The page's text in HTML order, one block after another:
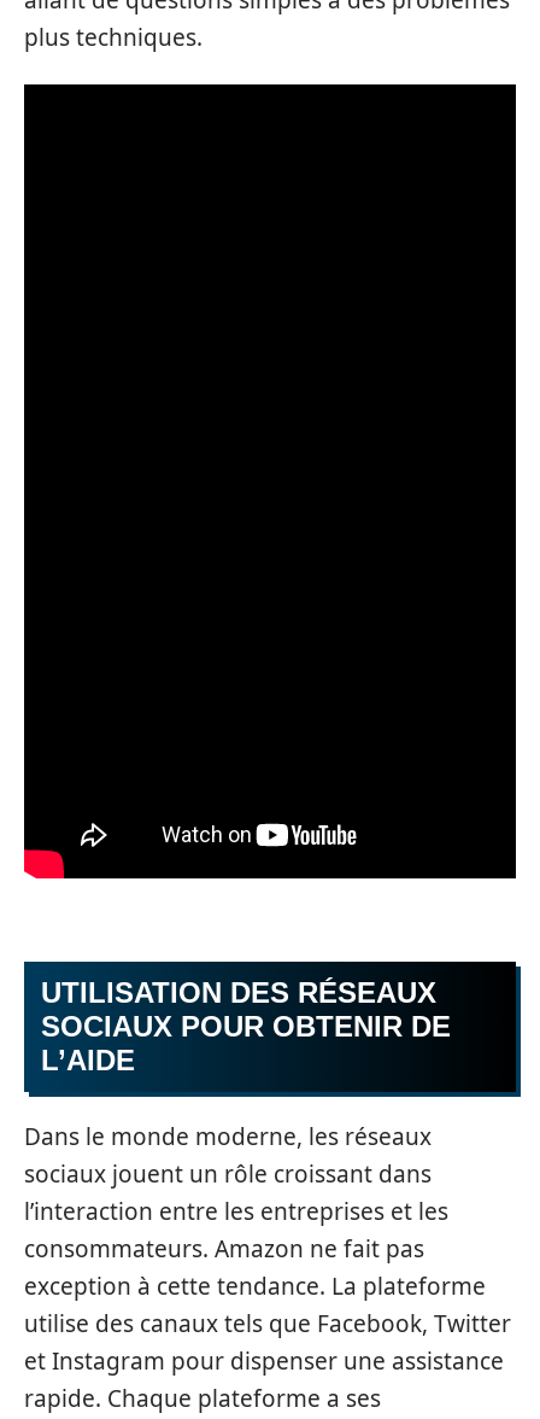
plus techniques.
UTILISATION DES RÉSEAUX
SOCIAUX POUR OBTENIR DE
L’AIDE
Dans le monde moderne, les réseaux
sociaux jouent un rôle croissant dans
l’interaction entre les entreprises et les
consommateurs. Amazon ne fait pas
exception à cette tendance. La plateforme
utilise des canaux tels que Facebook, Twitter
et Instagram pour dispenser une assistance
rapide. Chaque plateforme a ses